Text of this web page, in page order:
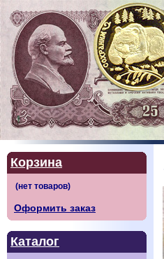
Корзина
Оформить заказ
Каталог